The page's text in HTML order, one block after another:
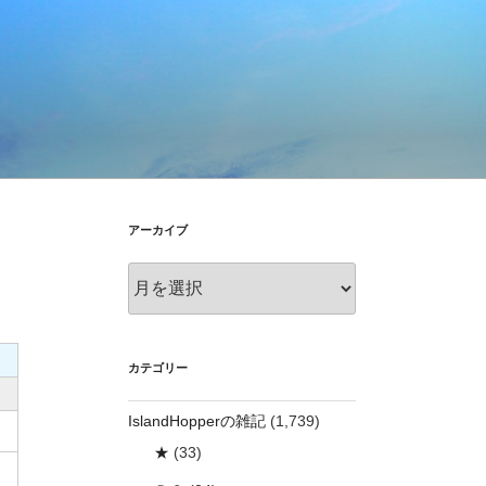
アーカイブ
ー
ブ
カテゴリー
IslandHopperの雑記 (1,739)
★ (33)